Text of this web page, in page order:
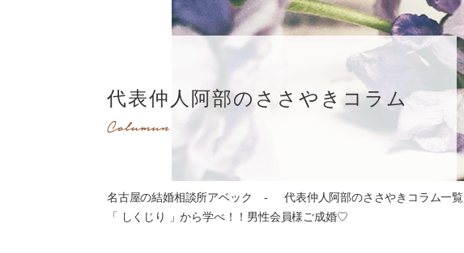
代表仲人阿部のささやきコラム
名古屋の結婚相談所アベック 代表仲人阿部のささやきコラム一覧
「 しくじり 」から学べ！！男性会員様ご成婚♡